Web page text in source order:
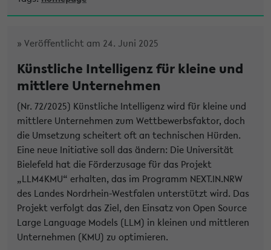
» Veröffentlicht am 24. Juni 2025
Künstliche Intelligenz für kleine und
mittlere Unternehmen
(Nr. 72/2025) Künstliche Intelligenz wird für kleine und
mittlere Unternehmen zum Wettbewerbsfaktor, doch
die Umsetzung scheitert oft an technischen Hürden.
Eine neue Initiative soll das ändern: Die Universität
Bielefeld hat die Förderzusage für das Projekt
„LLM4KMU“ erhalten, das im Programm NEXT.IN.NRW
des Landes Nordrhein-Westfalen unterstützt wird. Das
Projekt verfolgt das Ziel, den Einsatz von Open Source
Large Language Models (LLM) in kleinen und mittleren
Unternehmen (KMU) zu optimieren.